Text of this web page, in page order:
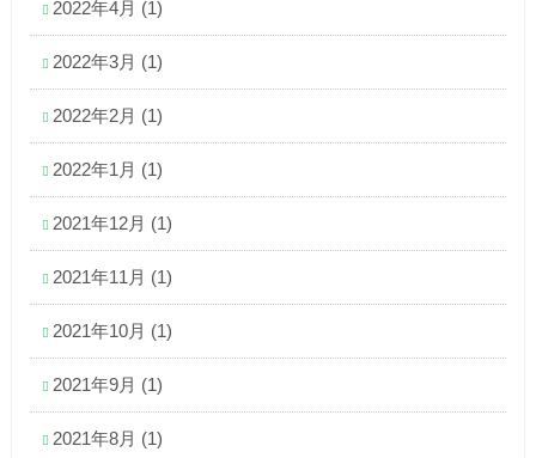
2022年4月 (1)
2022年3月 (1)
2022年2月 (1)
2022年1月 (1)
2021年12月 (1)
2021年11月 (1)
2021年10月 (1)
2021年9月 (1)
2021年8月 (1)